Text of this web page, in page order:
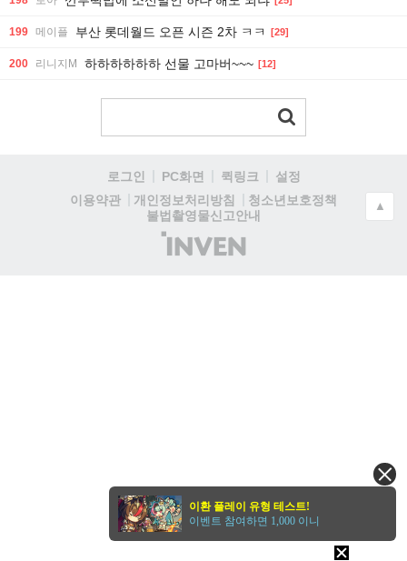
199 메이플 부산 롯데월드 오픈 시즌 2차 ㅋㅋ [29]
200 리니지M 하하하하하하 선물 고마버~~~ [12]
로그인 PC화면 퀵링크
설정
이용약관
개인정보처리방침
청소년보호정책
불법촬영물신고안내
(주)
인
▲
이환 플레이 유형 테스트!
이벤트 참여하면 1,000 이니